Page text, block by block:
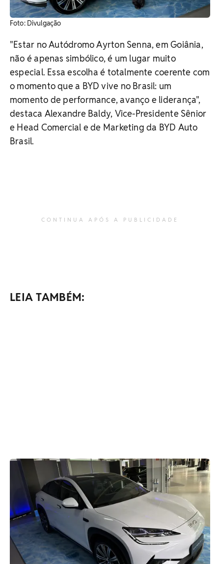
Foto: Divulgação
"Estar no Autódromo Ayrton Senna, em Goiânia,
não é apenas simbólico, é um lugar muito
especial. Essa escolha é totalmente coerente com
o momento que a BYD vive no Brasil: um
momento de performance, avanço e liderança",
destaca Alexandre Baldy, Vice-Presidente Sênior
e Head Comercial e de Marketing da BYD Auto
Brasil.
CONTINUA APÓS A PUBLICIDADE
LEIA TAMBÉM: